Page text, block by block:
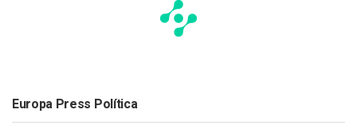
Europa Press Política